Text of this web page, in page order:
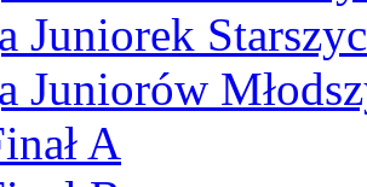
Juniorek
Juniorów
A